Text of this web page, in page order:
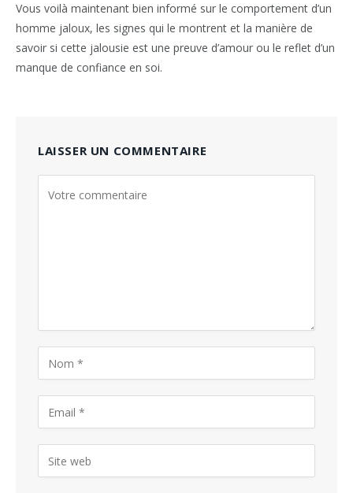
Vous voilà maintenant bien informé sur le comportement d’un
homme jaloux, les signes qui le montrent et la manière de
savoir si cette jalousie est une preuve d’amour ou le reflet d’un
manque de confiance en soi.
LAISSER UN COMMENTAIRE